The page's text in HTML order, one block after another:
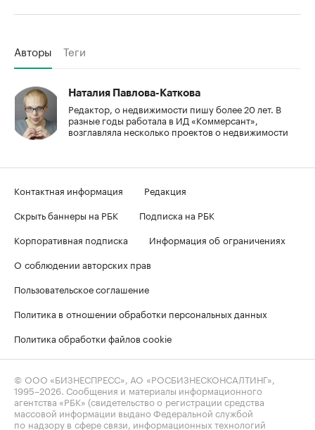
Авторы Теги
Наталия Павлова-Каткова
Редактор, о недвижимости пишу более 20 лет. В
разные годы работала в ИД «Коммерсант»,
возглавляла несколько проектов о недвижимости
Контактная информация
Редакция
Скрыть баннеры на РБК
Подписка на РБК
Корпоративная подписка
Информация об ограничениях
О соблюдении авторских прав
Пользовательское соглашение
Политика в отношении обработки персональных данных
Политика обработки файлов cookie
© ООО «БИЗНЕСПРЕСС», АО «РОСБИЗНЕСКОНСАЛТИНГ»,
1995–2026 . Сообщения и материалы информационного
агентства «РБК» (свидетельство о регистрации средства
массовой информации выдано Федеральной службой
по надзору в сфере связи, информационных технологий